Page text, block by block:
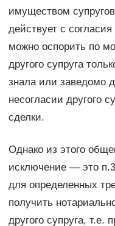
имуществом
действует с
можно оспорить по
другого супруга
знала или заведомо
несогласии другого
сделки.
Однако из этого
исключение — это
для определенных
получить
другого супруга, т.е.